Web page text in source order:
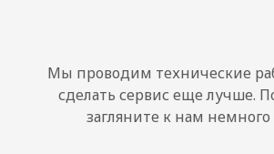
Мы проводим технические
сделать сервис еще лучше.
загляните к нам